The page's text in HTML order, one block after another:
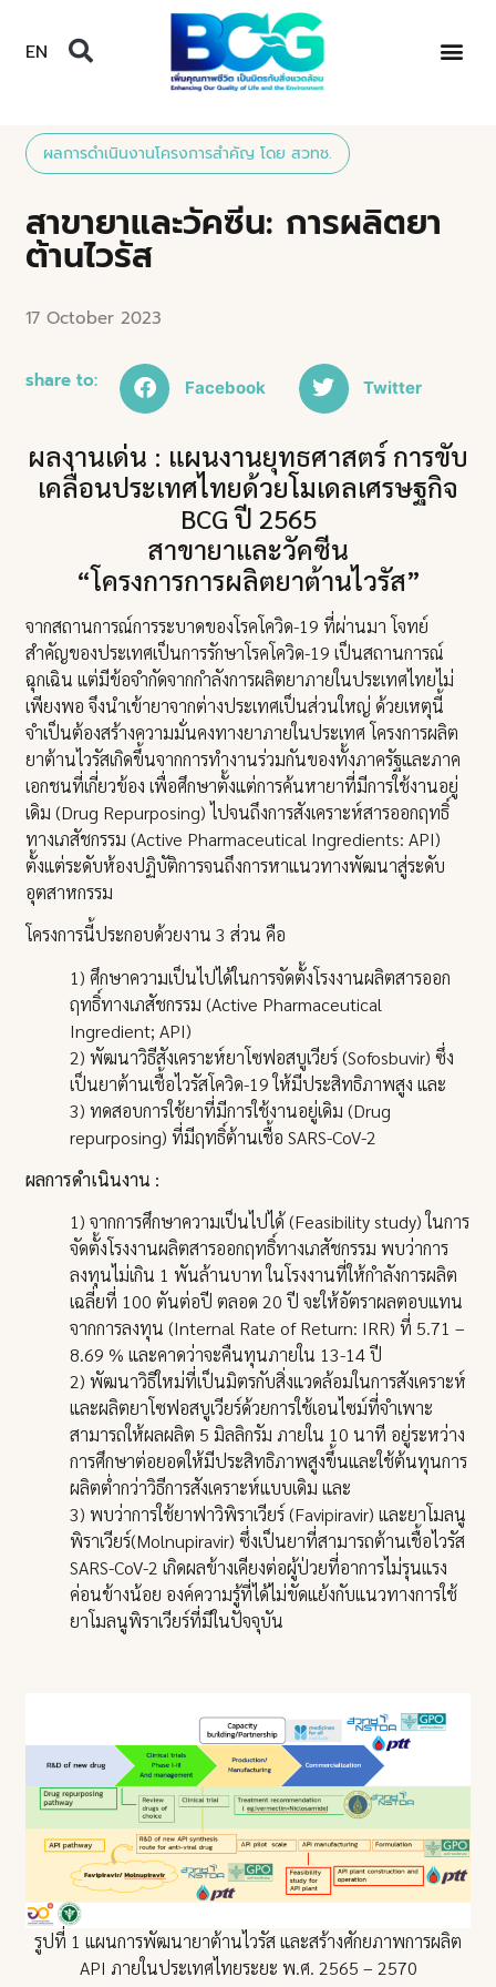
EN
ผลการดำเนินงานโครงการสำคัญ โดย สวทช.
สาขายาและวัคซีน: การผลิตยา
ต้านไวรัส
17 October 2023
share to: Facebook Twitter
ผลงานเด่น : แผนงานยุทธศาสตร์ การขับ
เคลื่อนประเทศไทยด้วยโมเดลเศรษฐกิจ
BCG ปี 2565
สาขายาและวัคซีน
“โครงการการผลิตยาต้านไวรัส”
จากสถานการณ์การระบาดของโรคโควิด-19 ที่ผ่านมา โจทย์
สำคัญของประเทศเป็นการรักษาโรคโควิด-19 เป็นสถานการณ์
ฉุกเฉิน แต่มีข้อจำกัดจากกำลังการผลิตยาภายในประเทศไทยไม่
เพียงพอ จึงนำเข้ายาจากต่างประเทศเป็นส่วนใหญ่ ด้วยเหตุนี้
จำเป็นต้องสร้างความมั่นคงทางยาภายในประเทศ โครงการผลิต
ยาต้านไวรัสเกิดขึ้นจากการทำงานร่วมกันของทั้งภาครัฐและภาค
เอกชนที่เกี่ยวข้อง เพื่อศึกษาตั้งแต่การค้นหายาที่มีการใช้งานอยู่
เดิม (Drug Repurposing) ไปจนถึงการสังเคราะห์สารออกฤทธิ์
ทางเภสัชกรรม (Active Pharmaceutical Ingredients: API)
ตั้งแต่ระดับห้องปฏิบัติการจนถึงการหาแนวทางพัฒนาสู่ระดับ
อุตสาหกรรม
โครงการนี้ประกอบด้วยงาน 3 ส่วน คือ
1) ศึกษาความเป็นไปได้ในการจัดตั้งโรงงานผลิตสารออก
ฤทธิ์ทางเภสัชกรรม (Active Pharmaceutical
Ingredient; API)
2) พัฒนาวิธีสังเคราะห์ยาโซฟอสบูเวียร์ (Sofosbuvir) ซึ่ง
เป็นยาต้านเชื้อไวรัสโควิด-19 ให้มีประสิทธิภาพสูง และ
3) ทดสอบการใช้ยาที่มีการใช้งานอยู่เดิม (Drug
repurposing) ที่มีฤทธิ์ต้านเชื้อ SARS-CoV-2
ผลการดำเนินงาน :
1) จากการศึกษาความเป็นไปได้ (Feasibility study) ในการ
จัดตั้งโรงงานผลิตสารออกฤทธิ์ทางเภสัชกรรม พบว่าการ
ลงทุนไม่เกิน 1 พันล้านบาท ในโรงงานที่ให้กำลังการผลิต
เฉลี่ยที่ 100 ตันต่อปี ตลอด 20 ปี จะให้อัตราผลตอบแทน
จากการลงทุน (Internal Rate of Return: IRR) ที่ 5.71 –
8.69 % และคาดว่าจะคืนทุนภายใน 13-14 ปี
2) พัฒนาวิธีใหม่ที่เป็นมิตรกับสิ่งแวดล้อมในการสังเคราะห์
และผลิตยาโซฟอสบูเวียร์ด้วยการใช้เอนไซม์ที่จำเพาะ
สามารถให้ผลผลิต 5 มิลลิกรัม ภายใน 10 นาที อยู่ระหว่าง
การศึกษาต่อยอดให้มีประสิทธิภาพสูงขึ้นและใช้ต้นทุนการ
ผลิตต่ำกว่าวิธีการสังเคราะห์แบบเดิม และ
3) พบว่าการใช้ยาฟาวิพิราเวียร์ (Favipiravir) และยาโมลนู
พิราเวียร์(Molnupiravir) ซึ่งเป็นยาที่สามารถต้านเชื้อไวรัส
SARS-CoV-2 เกิดผลข้างเคียงต่อผู้ป่วยที่อาการไม่รุนแรง
ค่อนข้างน้อย องค์ความรู้ที่ได้ไม่ขัดแย้งกับแนวทางการใช้
ยาโมลนูพิราเวียร์ที่มีในปัจจุบัน
รูปที่ 1 แผนการพัฒนายาต้านไวรัส และสร้างศักยภาพการผลิต
API ภายในประเทศไทยระยะ พ.ศ. 2565 – 2570